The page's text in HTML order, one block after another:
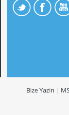
Bize Yazin |